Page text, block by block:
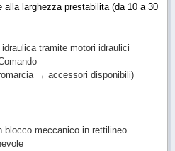
alla larghezza prestabilita (da 10 a 30
tramite motori idraulici
→ accessori disponibili)
blocco meccanico in rettilineo